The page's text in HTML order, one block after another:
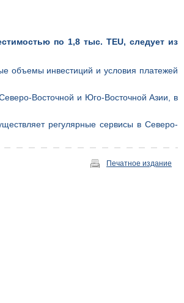
по 1,8 тыс. TEU, следует из
объемы инвестиций и условия платежей
Восточной и Юго-Восточной Азии, в
регулярные сервисы в Северо-
Печатное издание